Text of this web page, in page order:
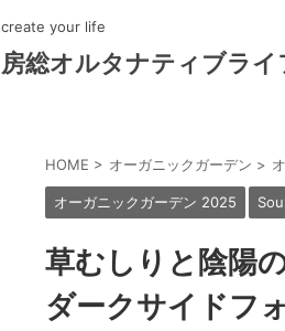
create your life
房総オルタナティブライ
HOME > オーガニックガーデン >
オーガニックガーデン 2025
草むしりと陰陽
ダークサイドフ